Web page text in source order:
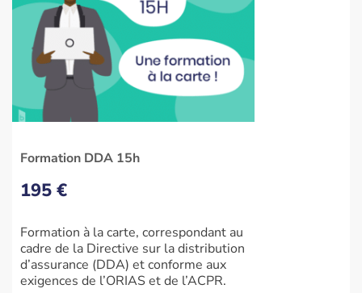
Formation DDA 15h
195 €
Formation à la carte, correspondant au
cadre de la Directive sur la distribution
d’assurance (DDA) et conforme aux
exigences de l’ORIAS et de l’ACPR.